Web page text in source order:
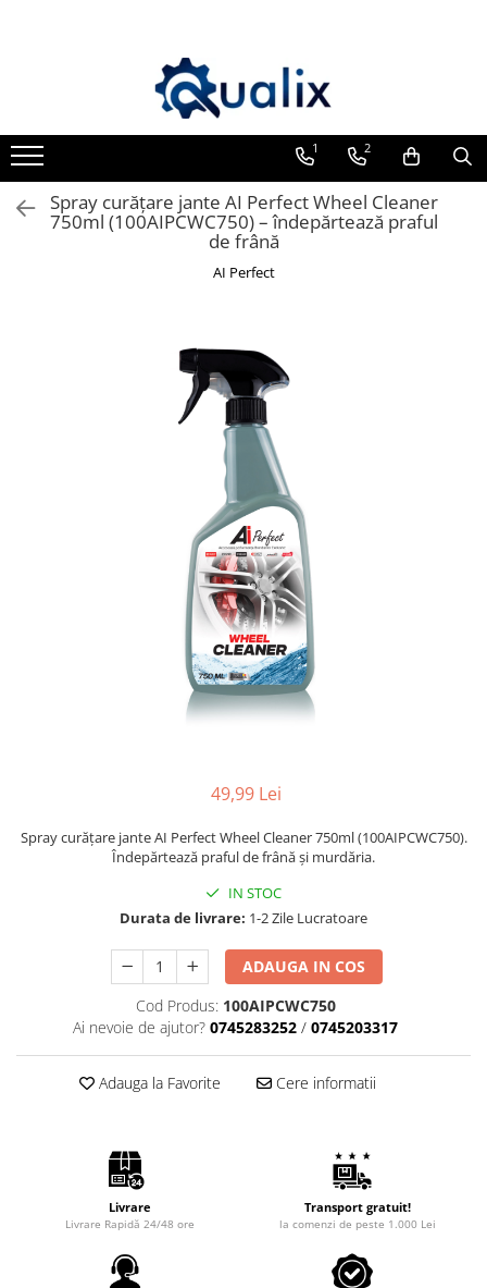
Adblue
Antigel
Solutii Parbriz
Intretinere baterie si sisteme
Restaurare Faruri
Intretinere Auto
Lubrifianti Multifunctionali
Spray frane/ambreiaj
Vaseline si Unsori Auto
Cosmetica Auto
Intretinere exterior
1 2
Spray curățare jante AI Perfect Wheel Cleaner
750ml (100AIPCWC750) – îndepărtează praful
de frână
AI Perfect
49,99 Lei
Spray curățare jante AI Perfect Wheel Cleaner 750ml (100AIPCWC750).
Îndepărtează praful de frână și murdăria.
IN STOC
Durata de livrare: 1-2 Zile Lucratoare
ADAUGA IN COS
Cod Produs: 100AIPCWC750
Ai nevoie de ajutor? 0745283252 / 0745203317
Adauga la Favorite Cere informatii
Livrare
Livrare Rapidă 24/48 ore
Transport gratuit!
la comenzi de peste 1.000 Lei